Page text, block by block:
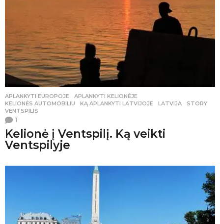
APLANKYTI EUROPOJE ,APLANKYTI KELIONĖJE
KELIONĖS AUTOMOBILIU
KĄ APLANKYTI LATVIJOJE ,LATVIJA ,STORY
VENTSPILIS
1
Kelionė į Ventspilį. Ką veikti
Ventspilyje